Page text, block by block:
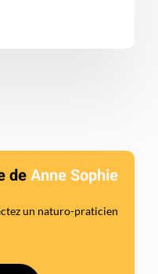
deAnne Sophie
un naturo-praticien